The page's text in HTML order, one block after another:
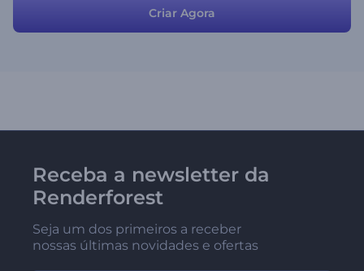
ou edite algumas informações pessoais, se necessário, e esteja
pronto para envolver novos clientes. Ter um vídeo promocional
Criar Agora
Receba a newsletter da
Renderforest
Seja um dos primeiros a receber
nossas últimas novidades e ofertas